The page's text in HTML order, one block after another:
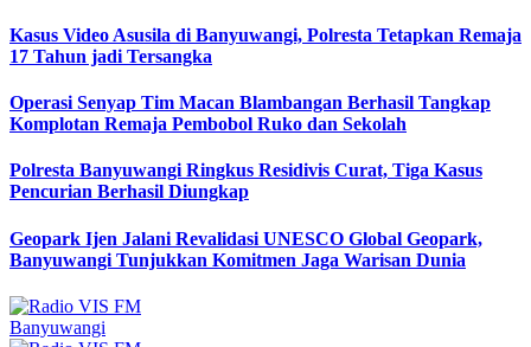
Kasus Video Asusila di Banyuwangi, Polresta Tetapkan Remaja
17 Tahun jadi Tersangka
Operasi Senyap Tim Macan Blambangan Berhasil Tangkap
Komplotan Remaja Pembobol Ruko dan Sekolah
Polresta Banyuwangi Ringkus Residivis Curat, Tiga Kasus
Pencurian Berhasil Diungkap
Geopark Ijen Jalani Revalidasi UNESCO Global Geopark,
Banyuwangi Tunjukkan Komitmen Jaga Warisan Dunia